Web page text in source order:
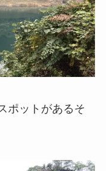
ポットがあるそ